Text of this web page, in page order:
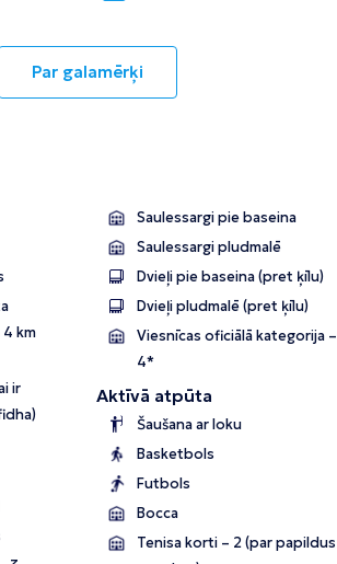
Par galamērķi
km
ir
Saulessargi pie baseina
Saulessargi pludmalē
Dvieļi pie baseina (pret ķīlu)
Dvieļi pludmalē (pret ķīlu)
Viesnīcas oficiālā kategorija –
4*
Aktīvā atpūta
Šaušana ar loku
Basketbols
Futbols
Bocca
Tenisa korti – 2 (par papildus